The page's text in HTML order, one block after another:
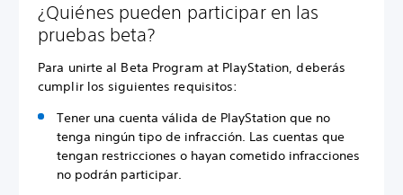
¿Quiénes pueden participar en las
pruebas beta?
Para unirte al Beta Program at PlayStation, deberás
cumplir los siguientes requisitos:
Tener una cuenta válida de PlayStation que no
tenga ningún tipo de infracción. Las cuentas que
tengan restricciones o hayan cometido infracciones
no podrán participar.